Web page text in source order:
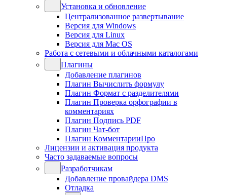
Установка и обновление
Централизованное развертывание
Версия для Windows
Версия для Linux
Версия для Mac OS
Работа с сетевыми и облачными каталогами
Плагины
Добавление плагинов
Плагин Вычислить формулу
Плагин Формат с разделителями
Плагин Проверка орфографии в
комментариях
Плагин Подпись PDF
Плагин Чат-бот
Плагин КомментарииПро
Лицензии и активация продукта
Часто задаваемые вопросы
Разработчикам
Добавление провайдера DMS
Отладка